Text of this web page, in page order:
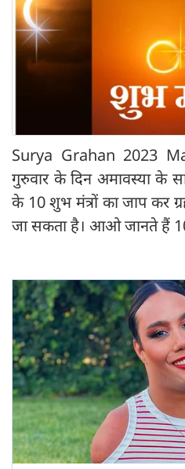
Surya Grahan 2023
गुरुवार के दिन अमावस्या के
के 10 शुभ मंत्रों का जाप कर
जा सकता है। आओ जानते हैं 10